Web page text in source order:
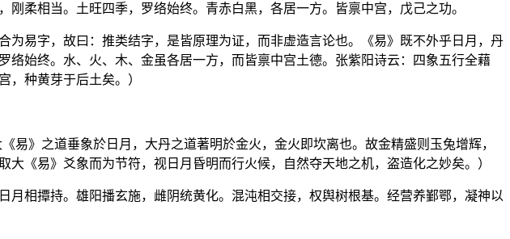
柔相当。土旺四季，罗络始终。青赤白黑，各居一方。皆禀中宫，戊己之功。
为易字，故曰：推类结字，是皆原理为证，而非虚造言论也。《易》既不外乎日月，丹
始终。水、火、木、金虽各居一方，而皆禀中宫土德。张紫阳诗云：四象五行全藉
，种黄芽于后土矣。）
易》之道垂象於日月，大丹之道著明於金火，金火即坎离也。故金精盛则玉兔增辉，
《易》爻象而为节符，视日月昏明而行火候，自然夺天地之机，盗造化之妙矣。）
相撢持。雄阳播玄施，雌阴统黄化。混沌相交接，权舆树根基。经营养鄞鄂，凝神以